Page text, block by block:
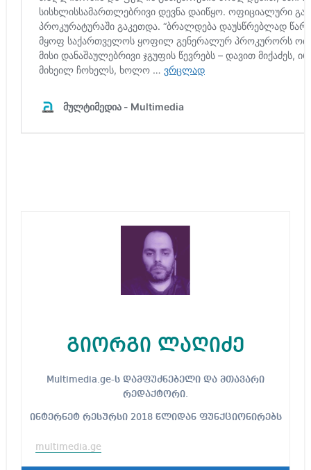
გიორგი ლაღიძე
Multimedia.ge-ს დამფუძნებელი და მთავარი
რედაქტორი.
ინტერნეტ რესურსი 2018 წლიდან ფუნქციონირებს
multimedia.ge